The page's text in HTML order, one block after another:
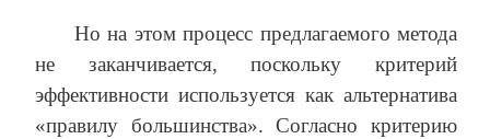
Но на этом процесс предлагаемого метода
не заканчивается, поскольку критерий
эффективности используется как альтернатива
«правилу большинства». Согласно критерию